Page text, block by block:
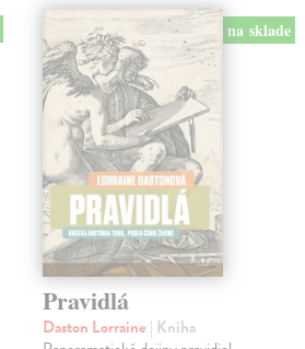
na sklade
Pravidlá
Daston Lorraine | Kniha